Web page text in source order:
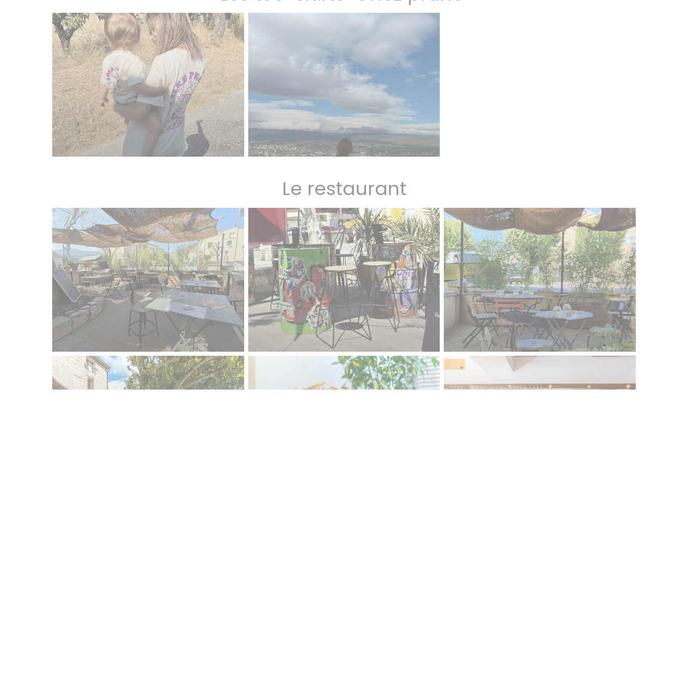
Le restaurant